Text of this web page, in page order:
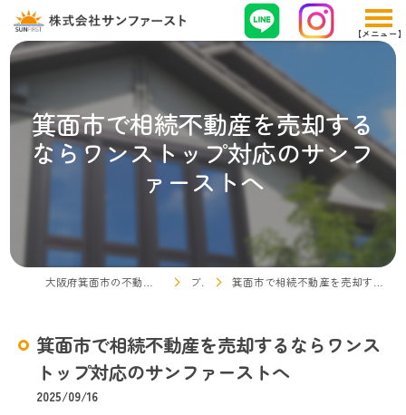
箕面市で相続不動産を売却する
ならワンストップ対応のサンフ
ァーストへ
ブログ 箕面市で相続不動産を売却するならワンストップ対応のサンファーストへ
箕面市で相続不動産を売却するならワンス
トップ対応のサンファーストへ
2025/09/16